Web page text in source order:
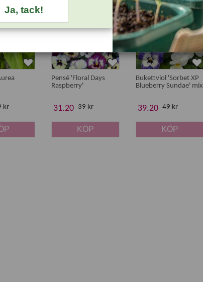
-20%
kr
Pensé 'Floral Days
Raspberry'
31.20 39 kr
KÖP
-20%
Bukettviol 'Sorbet XP
Blueberry Sundae' mix
39.20 49 kr
KÖP
Ja, tack!